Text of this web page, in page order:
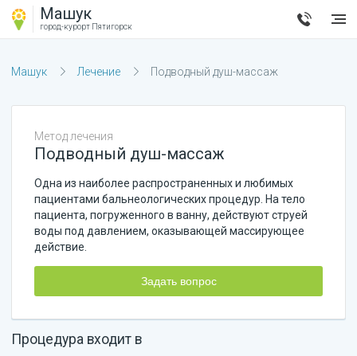
Машук
город-курорт Пятигорск
Машук Лечение Подводный душ-массаж
Метод лечения
Подводный душ-массаж
Одна из наиболее распространенных и любимых
пациентами бальнеологических процедур. На тело
пациента, погруженного в ванну, действуют струей
воды под давлением, оказывающей массирующее
действие.
Задать вопрос
Процедура входит в